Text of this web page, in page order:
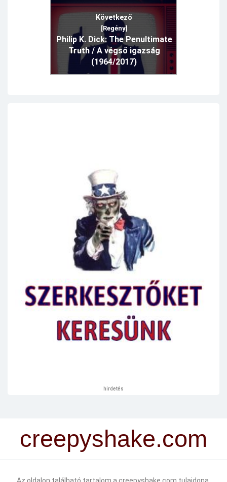
Következő
[Regény]
Philip K. Dick: The Penultimate
Truth / A végső igazság
(1964/2017)
hirdetés
creepyshake.com